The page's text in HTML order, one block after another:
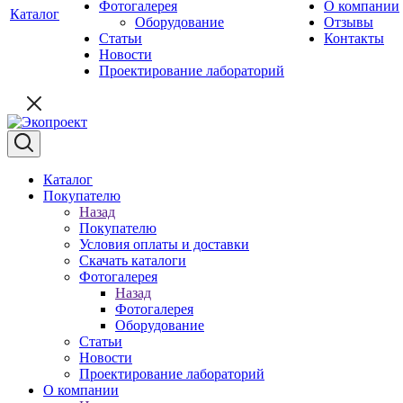
Каталог
Фотогалерея
Оборудование
Статьи
Новости
Проектирование лабораторий
О компании
Отзывы
Контакты
Каталог
Покупателю
Назад
Покупателю
Условия оплаты и доставки
Скачать каталоги
Фотогалерея
Назад
Фотогалерея
Оборудование
Статьи
Новости
Проектирование лабораторий
О компании